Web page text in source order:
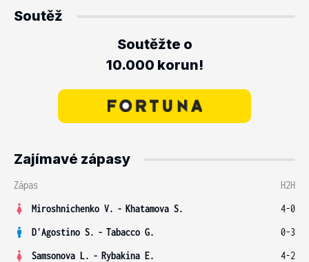
Soutěž
Soutěžte o
10.000 korun!
Zajímavé zápasy
Zápas
H2H
Miroshnichenko V. - Khatamova S.
4-0
D'Agostino S. - Tabacco G.
0-3
Samsonova L. - Rybakina E.
4-2